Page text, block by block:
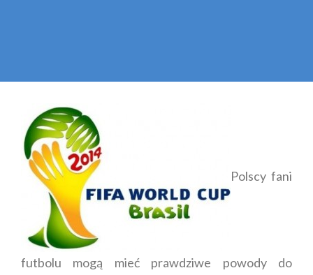
Polscy fani
futbolu mogą mieć prawdziwe powody do